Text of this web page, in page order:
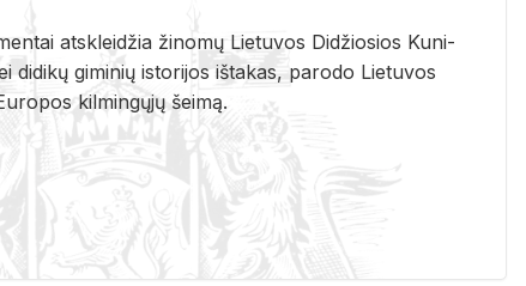
at­sklei­džia ži­no­mų Lie­tu­vos Di­džio­sios Ku­ni­
di­di­kų gi­mi­nių is­to­ri­jos iš­ta­kas, pa­ro­do Lie­tu­vos
kil­min­gų­jų šei­mą.